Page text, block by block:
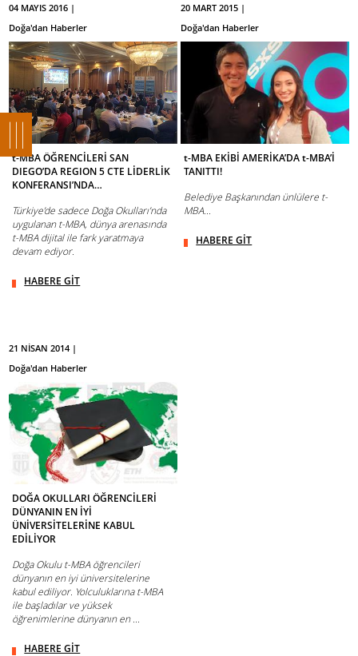
04 MAYIS 2016 |
Doğa'dan Haberler
t-MBA ÖĞRENCİLERİ SAN
DIEGO’DA REGION 5 CTE LİDERLİK
KONFERANSI’NDA…
Türkiye’de sadece Doğa Okulları’nda
uygulanan t-MBA, dünya arenasında
t-MBA dijital ile fark yaratmaya
devam ediyor.
HABERE GİT
20 MART 2015 |
Doğa'dan Haberler
t-MBA EKİBİ AMERİKA’DA t-MBA’İ
TANITTI!
Belediye Başkanından ünlülere t-
MBA...
HABERE GİT
21 NİSAN 2014 |
Doğa'dan Haberler
DOĞA OKULLARI ÖĞRENCİLERİ
DÜNYANIN EN İYİ
ÜNİVERSİTELERİNE KABUL
EDİLİYOR
Doğa Okulu t-MBA öğrencileri
dünyanın en iyi üniversitelerine
kabul ediliyor. Yolculuklarına t-MBA
ile başladılar ve yüksek
öğrenimlerine dünyanın en ...
HABERE GİT